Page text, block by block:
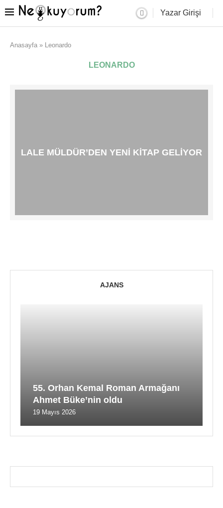
Yazar Girişi
Anasayfa » Leonardo
LEONARDO
LALE MÜLDÜR’DEN YENI KITAP GELIYOR
AJANS
55. Orhan Kemal Roman Armağanı
Ahmet Büke’nin oldu
19 Mayıs 2026